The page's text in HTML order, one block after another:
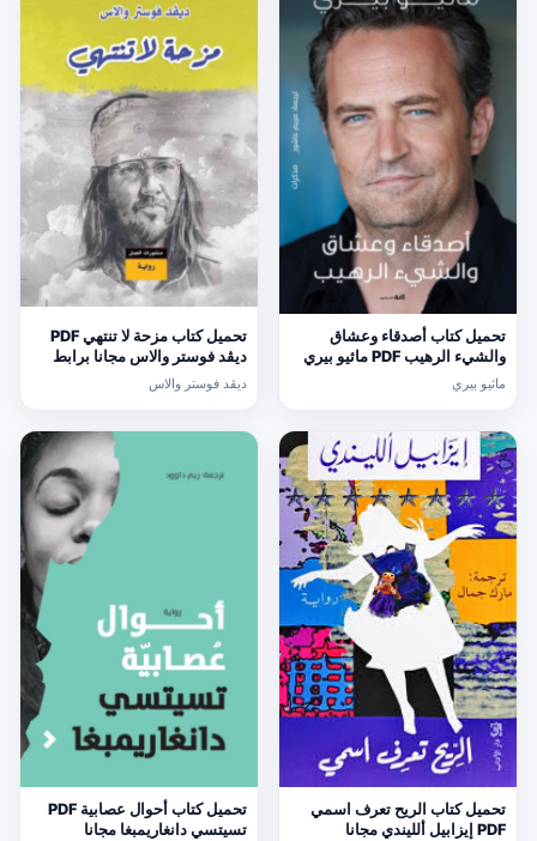
تحميل كتاب أصدقاء وعشاق
والشيء الرهيب PDF ماثيو بيري
مجانا برابط مباشر
ماثيو بيري
تحميل كتاب مزحة لا تنتهي PDF
ديڤد فوستر والاس مجانا برابط
مباشر
ديڤد فوستر والاس
تحميل كتاب الريح تعرف اسمي
PDF إيزابيل ألليندي مجانا
تحميل كتاب أحوال عصابية PDF
تسيتسي دانغاريمبغا مجانا